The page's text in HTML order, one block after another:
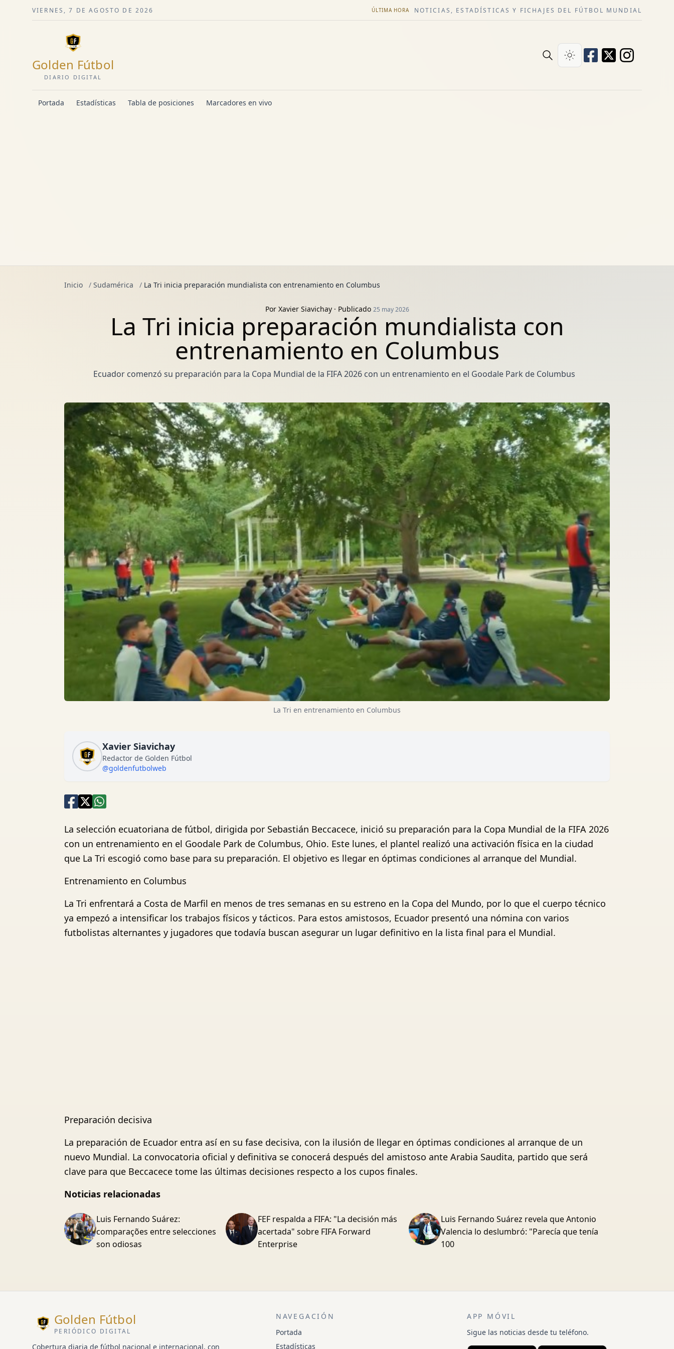
VIERNES, 7 DE AGOSTO DE 2026 ÚLTIMA HORA NOTICIAS, ESTADÍSTICAS Y FICHAJES DEL FÚTBOL MUNDIAL
Golden Fútbol
DIARIO DIGITAL
Portada Estadísticas Tabla de posiciones Marcadores en vivo
Inicio / Sudamérica / La Tri inicia preparación mundialista con entrenamiento en Columbus
Por Xavier Siavichay· Publicado 25 may 2026
La Tri inicia preparación mundialista con
entrenamiento en Columbus
Ecuador comenzó su preparación para la Copa Mundial de la FIFA 2026 con un entrenamiento en el Goodale Park de Columbus
La Tri en entrenamiento en Columbus
Xavier Siavichay
Redactor de Golden Fútbol
@goldenfutbolweb
La selección ecuatoriana de fútbol, dirigida por Sebastián Beccacece, inició su preparación para la Copa Mundial de la FIFA 2026
con un entrenamiento en el Goodale Park de Columbus, Ohio. Este lunes, el plantel realizó una activación física en la ciudad
que La Tri escogió como base para su preparación. El objetivo es llegar en óptimas condiciones al arranque del Mundial.
Entrenamiento en Columbus
La Tri enfrentará a Costa de Marfil en menos de tres semanas en su estreno en la Copa del Mundo, por lo que el cuerpo técnico
ya empezó a intensificar los trabajos físicos y tácticos. Para estos amistosos, Ecuador presentó una nómina con varios
futbolistas alternantes y jugadores que todavía buscan asegurar un lugar definitivo en la lista final para el Mundial.
Preparación decisiva
La preparación de Ecuador entra así en su fase decisiva, con la ilusión de llegar en óptimas condiciones al arranque de un
nuevo Mundial. La convocatoria oficial y definitiva se conocerá después del amistoso ante Arabia Saudita, partido que será
clave para que Beccacece tome las últimas decisiones respecto a los cupos finales.
Noticias relacionadas
Luis Fernando Suárez:
comparações entre selecciones
son odiosas
FEF respalda a FIFA: "La decisión más
acertada" sobre FIFA Forward
Enterprise
Luis Fernando Suárez revela que Antonio
Valencia lo deslumbró: "Parecía que tenía
100
Golden Fútbol
PERIÓDICO DIGITAL
Cobertura diaria de fútbol nacional e internacional, con
NAVEGACIÓN
Portada
Estadísticas
APP MÓVIL
Sigue las noticias desde tu teléfono.